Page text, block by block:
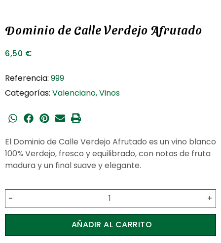
Dominio de Calle Verdejo Afrutado
6,50 €
Referencia: 999
Categorías: Valenciano,Vinos
El Dominio de Calle Verdejo Afrutado es un vino blanco
100% Verdejo, fresco y equilibrado, con notas de fruta
madura y un final suave y elegante.
- +
AÑADIR AL CARRITO